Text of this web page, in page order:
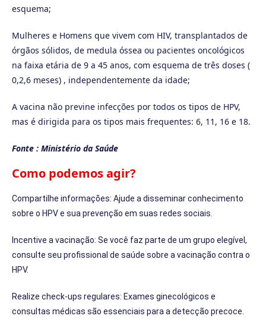
esquema;
Mulheres e Homens que vivem com HIV, transplantados de
órgãos sólidos, de medula óssea ou pacientes oncológicos
na faixa etária de 9 a 45 anos, com esquema de três doses (
0,2,6 meses) , independentemente da idade;
A vacina não previne infecções por todos os tipos de HPV,
mas é dirigida para os tipos mais frequentes: 6, 11, 16 e 18.
Fonte : Ministério da Saúde
Como podemos agir?
Compartilhe informações: Ajude a disseminar conhecimento
sobre o HPV e sua prevenção em suas redes sociais.
Incentive a vacinação: Se você faz parte de um grupo elegível,
consulte seu profissional de saúde sobre a vacinação contra o
HPV.
Realize check-ups regulares: Exames ginecológicos e
consultas médicas são essenciais para a detecção precoce.